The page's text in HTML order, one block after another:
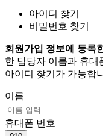
아이디 찾기
비밀번호 찾기
회원가입 정보에 등록
한 담당자 이름과 휴대
아이디 찾기가 가능합
이름
휴대폰 번호